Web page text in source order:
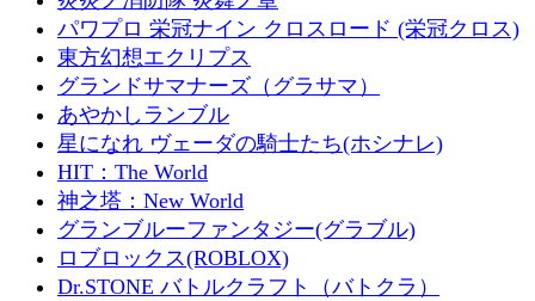
パワプロ 栄冠ナイン クロスロード (栄冠クロス)
東方幻想エクリプス
グランドサマナーズ（グラサマ）
あやかしランブル
星になれ ヴェーダの騎士たち(ホシナレ)
HIT：The World
神之塔：New World
グランブルーファンタジー(グラブル)
ロブロックス(ROBLOX)
Dr.STONE バトルクラフト（バトクラ）